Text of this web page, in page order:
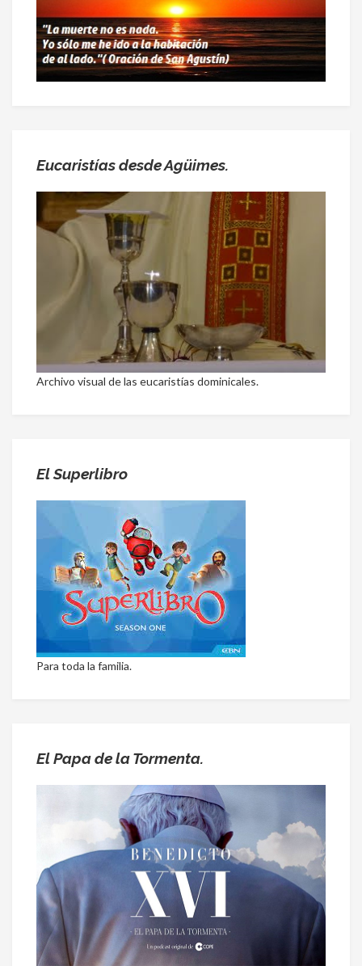
Eucaristías desde Agüimes.
Archivo visual de las eucaristías dominicales.
El Superlibro
Para toda la familia.
El Papa de la Tormenta.